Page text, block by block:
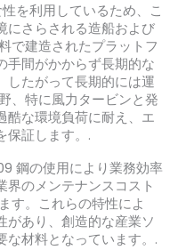
を利用しているため、こ
にさらされる造船および
で建造されたプラットフ
手間がかからず長期的な
したがって長期的には運
、特に風力タービンと発
酷な環境負荷に耐え、エ
保証します。.
鋼の使用により業務効率
のメンテナンスコスト
す。これらの特性によ
があり、創造的な産業ソ
な材料となっています。.